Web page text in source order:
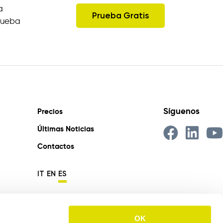
OK
Prueba Gratis
Precios
Últimas Noticias
Contactos
IT EN ES
Síguenos